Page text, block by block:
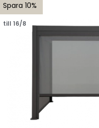
Spara 10%
till 16/8